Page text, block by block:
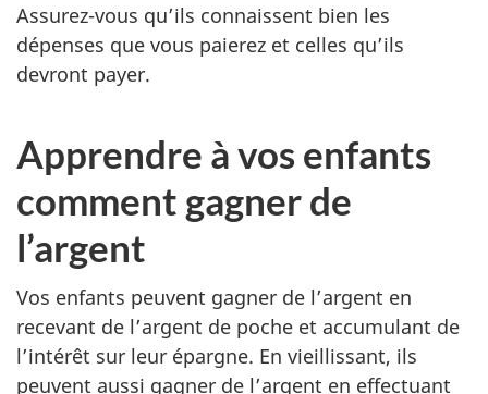
Assurez-vous qu’ils connaissent bien les
dépenses que vous paierez et celles qu’ils
devront payer.
Apprendre à vos enfants
comment gagner de
l’argent
Vos enfants peuvent gagner de l’argent en
recevant de l’argent de poche et accumulant de
l’intérêt sur leur épargne. En vieillissant, ils
peuvent aussi gagner de l’argent en effectuant